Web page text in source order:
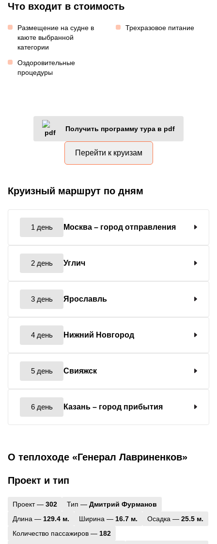
Что входит в стоимость
Размещение на судне в
каюте выбранной
категории
Трехразовое питание
Оздоровительные
процедуры
Получить программу тура в pdf
Перейти к круизам
Круизный маршрут по дням
1 день Москва – город отправления
2 день Углич
3 день Ярославль
4 день Нижний Новгород
5 день Свияжск
6 день Казань – город прибытия
О теплоходе «Генерал Лавриненков»
Проект и тип
Проект — 302 Тип — Дмитрий Фурманов
Длина — 129.4 м. Ширина — 16.7 м. Осадка — 25.5 м.
Количество пассажиров — 182